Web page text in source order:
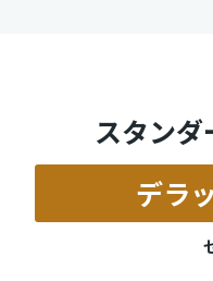
スタン
デラ